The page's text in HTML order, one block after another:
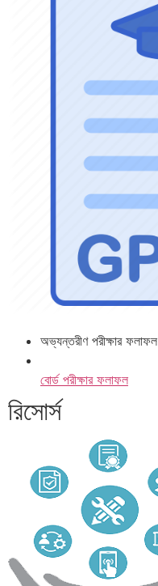
অভ্যন্তরীণ পরীক্ষার ফলাফল
বোর্ড পরীক্ষার ফলাফল
রিসোর্স